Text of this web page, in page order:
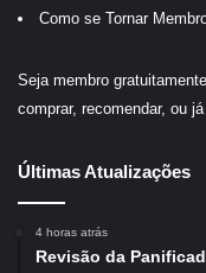
Como se Tornar
Seja membro
comprar, recomendar, ou já
Últimas Atualizações
4 horas atrás
Revisão da